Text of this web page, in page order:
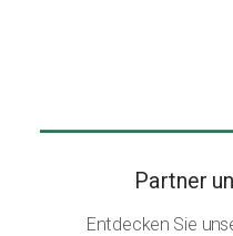
Partner
Entdecken Sie